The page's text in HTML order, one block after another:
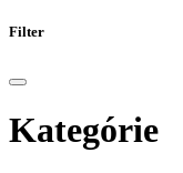
Filter
Kategórie